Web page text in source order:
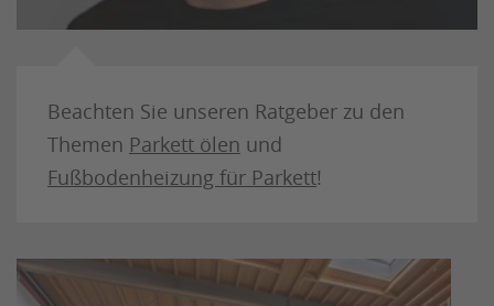
Beachten Sie unseren Ratgeber zu den
Themen Parkett ölen und
Fußbodenheizung für Parkett!